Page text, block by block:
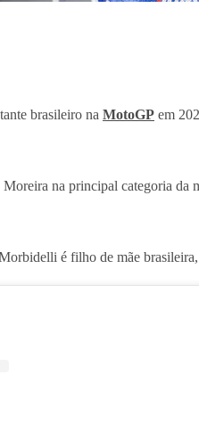
brasileiro na MotoGP em
na principal categoria
é filho de mãe